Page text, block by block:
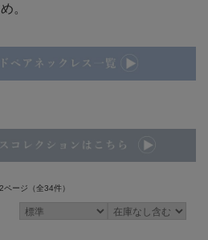
。
ページ （全34件）